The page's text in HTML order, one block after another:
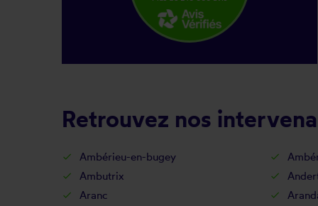
Retrouvez nos
Ambérieu-en-bugey
Ambutrix
Aranc